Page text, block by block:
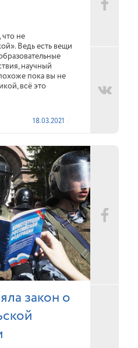
что не
Ведь есть вещи
научный
пока вы не
всё это
18.03.2021
закон о